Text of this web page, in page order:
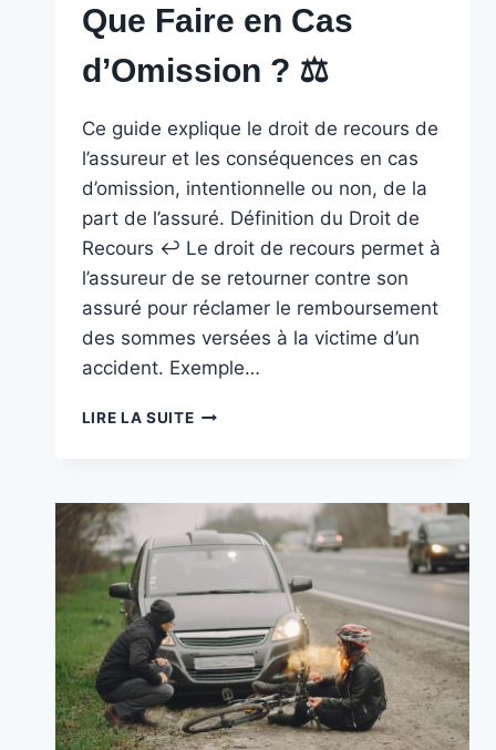
Que Faire en Cas
d’Omission ? ⚖️
Ce guide explique le droit de recours de
l’assureur et les conséquences en cas
d’omission, intentionnelle ou non, de la
part de l’assuré. Définition du Droit de
Recours ↩️ Le droit de recours permet à
l’assureur de se retourner contre son
assuré pour réclamer le remboursement
des sommes versées à la victime d’un
accident. Exemple…
LIRE LA SUITELE
:
QUE
FAIRE
CAS
D’OMISSION
?
⚖️